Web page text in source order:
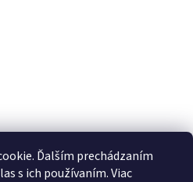
Ďalším prechádzaním
s ich používaním. Viac